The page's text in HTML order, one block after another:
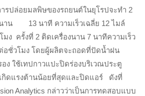
รปล่อยมลพิษของรถยนต์ในยุโรปจะทำ 2
นาน 13 นาที ความเร็วเฉลี่ย 12 ไมล์
มง ครั้งที่ 2 ติดเครื่องนาน 7 นาทีความเร็ว
อชั่วโมง โดยผู้ผลิตจะถอดที่ปัดน้ำฝน
อง ใช้เทปกาวแปะปิดร่องบริเวณประตู
กิดแรงต้านน้อยที่สุดและปิดแอร์ ดังที่
Analytics กล่าวว่าเป็นการทดสอบแบบ